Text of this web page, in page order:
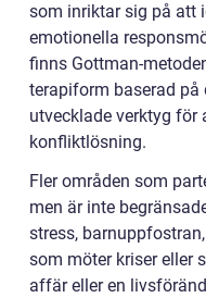
som inriktar sig på att
emotionella
finns Gottman-
terapiform baserad på
utvecklade verktyg
konfliktlösning.
Fler områden som
men är inte
stress,
som möter kriser eller
affär eller en